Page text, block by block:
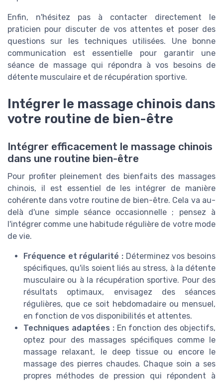
Enfin, n'hésitez pas à contacter directement le
praticien pour discuter de vos attentes et poser des
questions sur les techniques utilisées. Une bonne
communication est essentielle pour garantir une
séance de massage qui répondra à vos besoins de
détente musculaire et de récupération sportive.
Intégrer le massage chinois dans
votre routine de bien-être
Intégrer efficacement le massage chinois
dans une routine bien-être
Pour profiter pleinement des bienfaits des massages
chinois, il est essentiel de les intégrer de manière
cohérente dans votre routine de bien-être. Cela va au-
delà d'une simple séance occasionnelle ; pensez à
l'intégrer comme une habitude régulière de votre mode
de vie.
Fréquence et régularité : Déterminez vos besoins
spécifiques, qu'ils soient liés au stress, à la détente
musculaire ou à la récupération sportive. Pour des
résultats optimaux, envisagez des séances
régulières, que ce soit hebdomadaire ou mensuel,
en fonction de vos disponibilités et attentes.
Techniques adaptées :En fonction des objectifs,
optez pour des massages spécifiques comme le
massage relaxant, le deep tissue ou encore le
massage des pierres chaudes. Chaque soin a ses
propres méthodes de pression qui répondent à